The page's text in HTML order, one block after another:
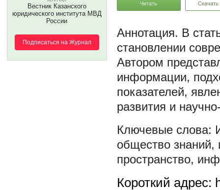
Вестник Казанского
юридического института МВД
России
Подписаться на Журнал
Читать Скачать
В
становлении
Автором
информации,
показателей,
развития и
общество знаний,
пространство,
Короткий адрес: